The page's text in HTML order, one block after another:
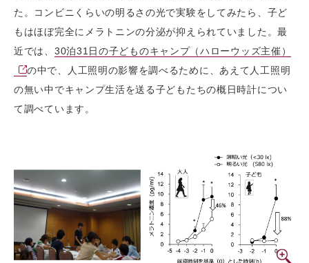
た。コンビニくらいの明るさの光で実験をしてみたら、子ど
もはほぼ完全にメラトニンの分泌が抑えられていました。最
近では、 30泊31日の子どものキャンプ（ハローウッズ主催）
の中で、人工照明の影響を調べるために、あえて人工照明
の無い中でキャンプ生活を送る子どもたちの概日時計につい
て調べています。